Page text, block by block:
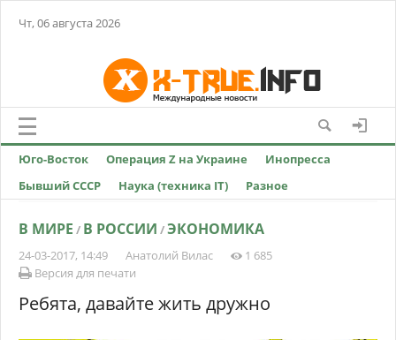
Чт, 06 августа 2026
Юго-Восток Операция Z на Украине
Инопресса
Бывший СССР
Наука (техника IT) Разное
В МИРЕ / В РОССИИ /ЭКОНОМИКА
24-03-2017, 14:49 Анатолий Вилас
1 685
Версия для печати
Ребята, давайте жить дружно